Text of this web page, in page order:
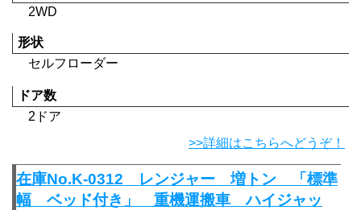
2WD
形状
セルフローダー
ドア数
2ドア
>>詳細はこちらへどうぞ！
在庫No.K-0312 レンジャー 増トン 「標準
幅 ベッド付き」 重機運搬車 ハイジャッ